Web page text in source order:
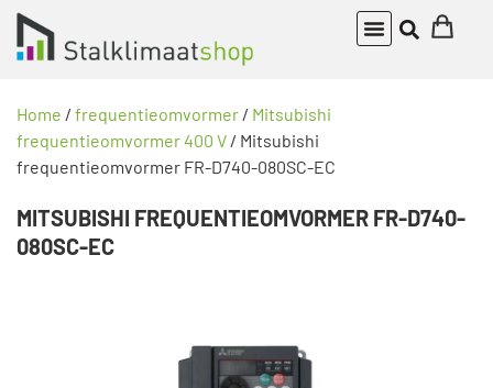
Home / frequentieomvormer / Mitsubishi
frequentieomvormer 400 V / Mitsubishi
frequentieomvormer FR-D740-080SC-EC
MITSUBISHI FREQUENTIEOMVORMER FR-D740-
080SC-EC